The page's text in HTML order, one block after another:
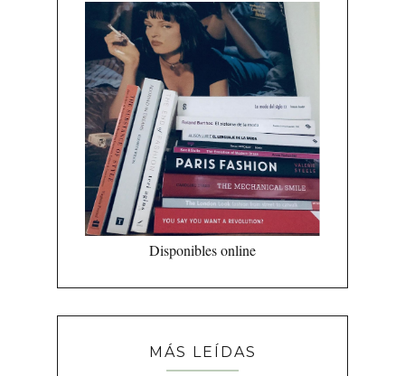
Disponibles online
MÁS LEÍDAS